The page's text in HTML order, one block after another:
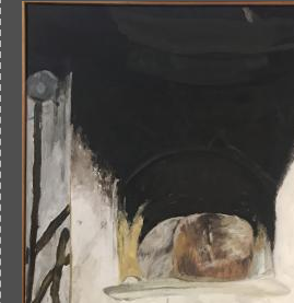
Afbeelding